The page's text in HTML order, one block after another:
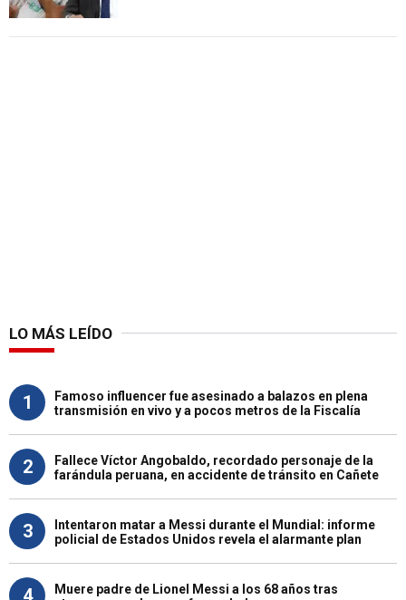
LO MÁS LEÍDO
1
Famoso influencer fue asesinado a balazos en plena
transmisión en vivo y a pocos metros de la Fiscalía
2
Fallece Víctor Angobaldo, recordado personaje de la
farándula peruana, en accidente de tránsito en Cañete
3
Intentaron matar a Messi durante el Mundial: informe
policial de Estados Unidos revela el alarmante plan
Muere padre de Lionel Messi a los 68 años tras